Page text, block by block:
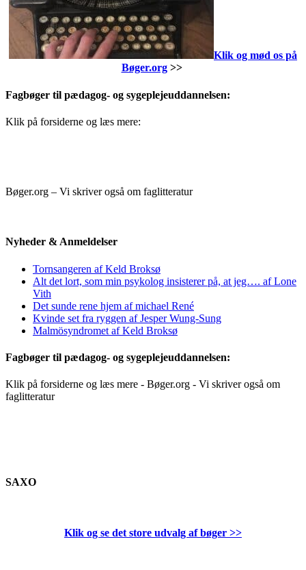
Klik og mød os på
Bøger.org>>
Fagbøger til pædagog- og sygeplejeuddannelsen:
Klik på forsiderne og læs mere:
Bøger.org – Vi skriver også om faglitteratur
Nyheder & Anmeldelser
Tornsangeren af Keld Broksø
Alt det lort, som min psykolog insisterer på, at jeg…. af Lone
Vith
Det sunde rene hjem af michael René
Kvinde set fra ryggen af Jesper Wung-Sung
Malmösyndromet af Keld Broksø
Fagbøger til pædagog- og sygeplejeuddannelsen:
Klik på forsiderne og læs mere - Bøger.org - Vi skriver også om
faglitteratur
SAXO
Klik og se det store udvalg af bøger >>